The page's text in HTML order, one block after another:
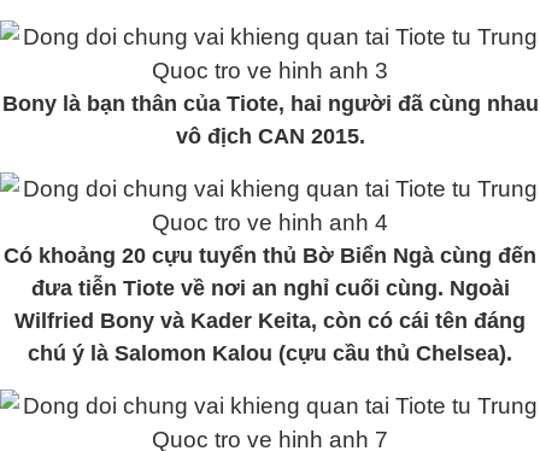
Bony là bạn thân của Tiote, hai người đã cùng nhau
vô địch CAN 2015.
Có khoảng 20 cựu tuyển thủ Bờ Biển Ngà cùng đến
đưa tiễn Tiote về nơi an nghỉ cuối cùng. Ngoài
Wilfried Bony và Kader Keita, còn có cái tên đáng
chú ý là Salomon Kalou (cựu cầu thủ Chelsea).